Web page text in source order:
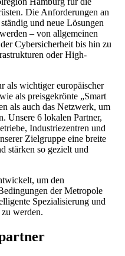
Die Anforderungen an
und neue Lösungen
– von allgemeinen
Cybersicherheit bis hin zu
oder High-
als wichtiger europäischer
als preisgekrönte „Smart
als auch das Netzwerk, um
Unsere 6 lokalen Partner,
Industriezentren und
Zielgruppe eine breite
stärken so gezielt und
um den
der Metropole
Spezialisierung und
werden.